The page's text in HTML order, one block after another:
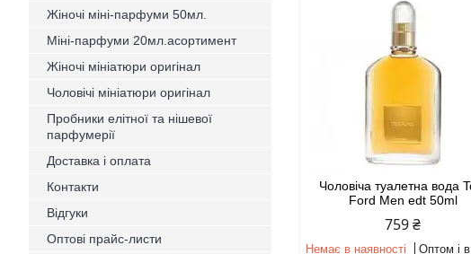
Чоловіча туалетна вода
Ford Men edt 50ml
759 ₴
Немає в наявності Оптом і в
Жіночі міні-парфуми 50мл.
Міні-парфуми 20мл.асортимент
Жіночі мініатюри оригінал
Чоловічі мініатюри оригінал
Пробники елітної та нішевої
парфумерії
Доставка і оплата
Контакти
Відгуки
Оптові прайс-листи